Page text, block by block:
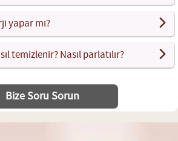
yapar mı?
temizlenir? Nasıl parlatılır?
Bize Soru Sorun